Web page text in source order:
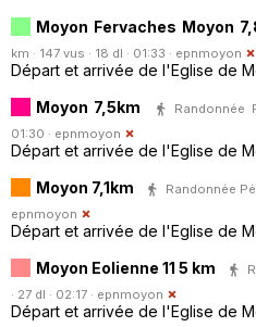
Moyon Fervaches Moyon
km · 147 vus · 18 dl · 01:33 · epnmoyon
Départ et arrivée de l'Eglise de
Moyon 7,5km
Randonnée
01:30 · epnmoyon
Départ et arrivée de l'Eglise de
Moyon 7,1km
Randonnée
epnmoyon
Départ et arrivée de l'Eglise de
Moyon Eolienne 11 5 km
· 27 dl · 02:17 · epnmoyon
Départ et arrivée de l'Eglise de